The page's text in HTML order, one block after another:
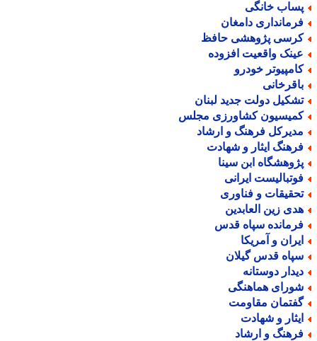
خانگی
دامغان
پژوهشی حافظ
واقعیت افزوده
خودرو
دولت جدید لبنان
کشاورزی مجلس
فرهنگ و ارشاد
ایثار و شهادت
ابن سینا
ایرانی
و فناوری
زین العابدین
سپاه قدس
و آمریکا
قدس گیلان
دوستانه
هماهنگی
مقاومت
و شهادت
و ارشاد